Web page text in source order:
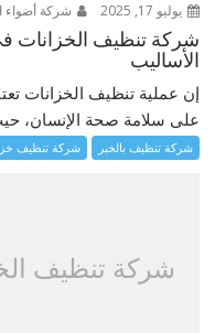
يوليو 17, 2025 شركة أضواء
شركة تنظيف الخزانات
الأساليب
إن عملية تنظيف الخزانات
على سلامة صحة الإنسان،
شركة تنظيف بالخبر شركة تنظيف
شركة تنظيف